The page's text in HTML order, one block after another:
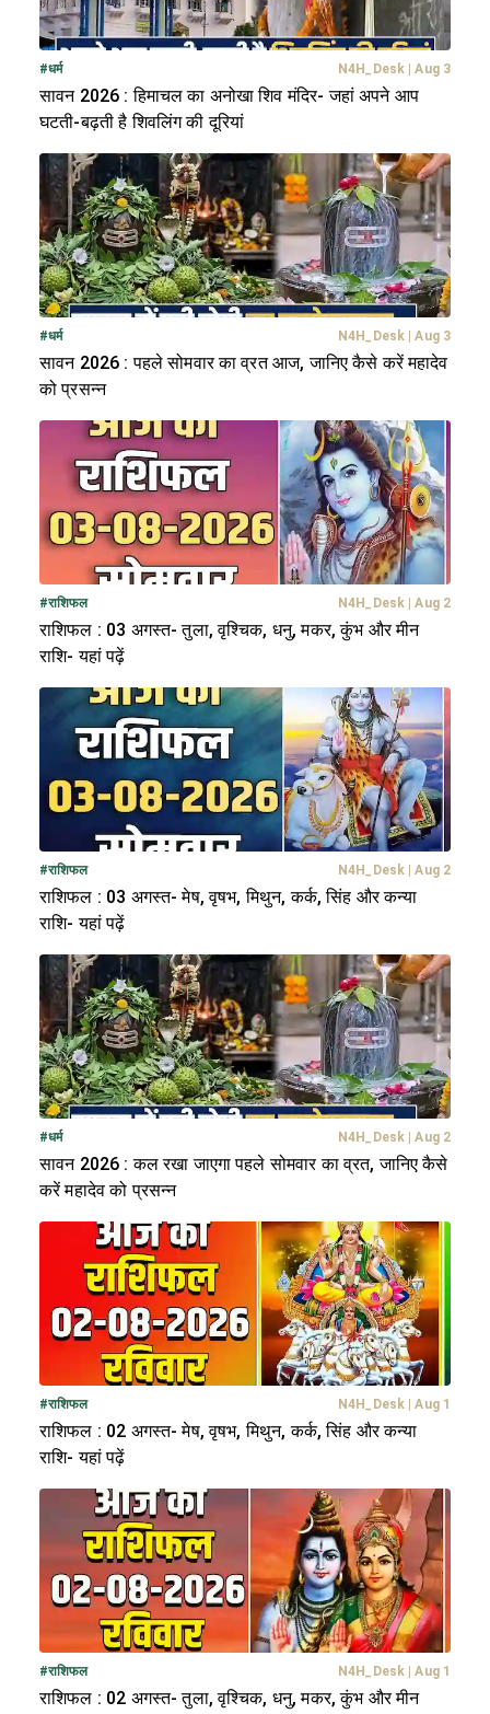
#धर्म N4H_Desk | Aug 3
सावन 2026 : हिमाचल का अनोखा शिव मंदिर- जहां अपने आप
घटती-बढ़ती है शिवलिंग की दूरियां
#धर्म N4H_Desk | Aug 3
सावन 2026 : पहले सोमवार का व्रत आज, जानिए कैसे करें महादेव
को प्रसन्न
#राशिफल N4H_Desk | Aug 2
राशिफल : 03 अगस्त- तुला, वृश्चिक, धनु, मकर, कुंभ और मीन
राशि- यहां पढ़ें
#राशिफल N4H_Desk | Aug 2
राशिफल : 03 अगस्त- मेष, वृषभ, मिथुन, कर्क, सिंह और कन्या
राशि- यहां पढ़ें
#धर्म N4H_Desk | Aug 2
सावन 2026 : कल रखा जाएगा पहले सोमवार का व्रत, जानिए कैसे
करें महादेव को प्रसन्न
#राशिफल N4H_Desk | Aug 1
राशिफल : 02 अगस्त- मेष, वृषभ, मिथुन, कर्क, सिंह और कन्या
राशि- यहां पढ़ें
#राशिफल N4H_Desk | Aug 1
राशिफल : 02 अगस्त- तुला, वृश्चिक, धनु, मकर, कुंभ और मीन